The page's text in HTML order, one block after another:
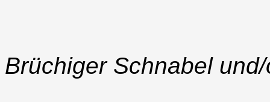
Brüchiger Schnabel